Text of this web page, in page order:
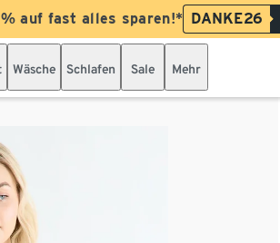
auf fast alles sparen!* DANKE26
Wäsche Schlafen Sale Mehr